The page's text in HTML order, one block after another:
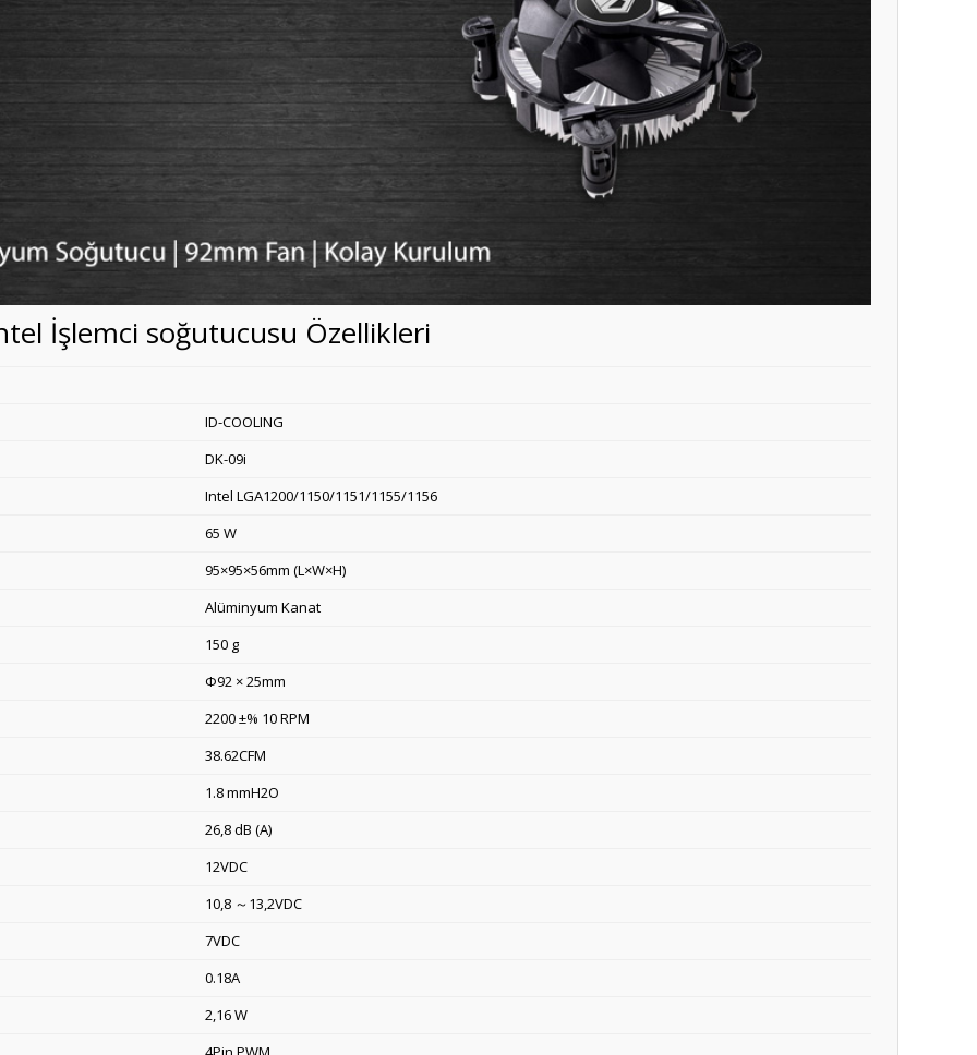
İşlemci soğutucusu Özellikleri
ID-COOLING
DK-09i
Intel LGA1200/1150/1151/1155/1156
65 W
95×95×56mm (L×W×H)
Alüminyum Kanat
150 g
Ф92 × 25mm
2200 ±% 10 RPM
38.62CFM
1.8 mmH2O
26,8 dB (A)
12VDC
10,8 ～13,2VDC
7VDC
0.18A
2,16 W